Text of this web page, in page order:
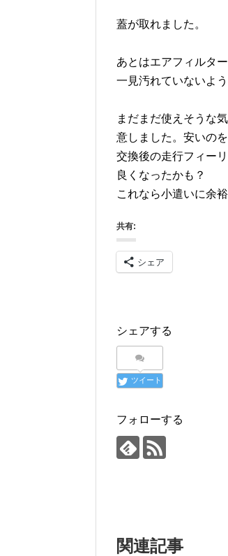
蓋が取れました。
あとはエアフィルタ
一見汚れていないよ
まだまだ使えそうな
意しました。安いの
交換後の走行フィー
良くなったかも？
これなら小遣いに余
共有:
シェア
シェアする
ツイート
フォローする
関連記事